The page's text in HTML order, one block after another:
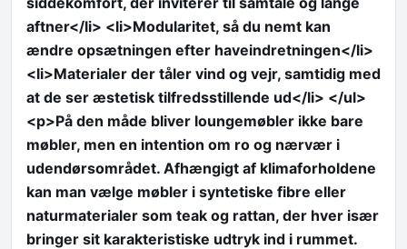
aftner</li> <li>Modularitet, så du nemt kan
ændre opsætningen efter haveindretningen</li>
<li>Materialer der tåler vind og vejr, samtidig med
at de ser æstetisk tilfredsstillende ud</li> </ul>
<p>På den måde bliver loungemøbler ikke bare
møbler, men en intention om ro og nærvær i
udendørsområdet. Afhængigt af klimaforholdene
kan man vælge møbler i syntetiske fibre eller
naturmaterialer som teak og rattan, der hver især
bringer sit karakteristiske udtryk ind i rummet.